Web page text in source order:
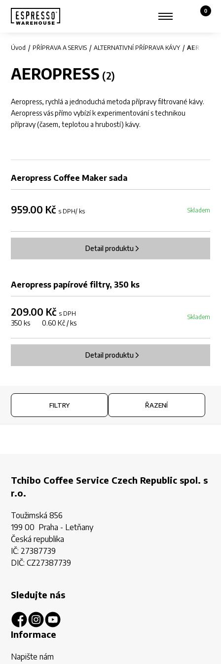
Zobrazit hledání
0
Košík,
Úvod PŘÍPRAVA A SERVIS ALTERNATIVNÍ PŘÍPRAVA KÁVY
AEROPRESS
Aeropress, rychlá a jednoduchá metoda přípravy filtrované kávy.
Aeropress vás přímo vybízí k experimentování s technikou
přípravy (časem, teplotou a hrubostí) kávy.
DOPRODEJ
Aeropress Coffee Maker sada
959.00 Kč s DPH/ ks Skladem
Detail produktu
DOPRODEJ
Aeropress papírové filtry, 350 ks
209.00 Kč s DPH
350 ks 0.60 Kč / ks
Skladem
Detail produktu
FILTRY ŘAZENÍ
Tchibo Coffee Service Czech Republic spol. s
r.o.
Toužimská 856
199 00 Praha - Letňany
Česká republika
IČ: 27387739
DIČ: CZ27387739
Sledujte nás
Informace
Napište nám